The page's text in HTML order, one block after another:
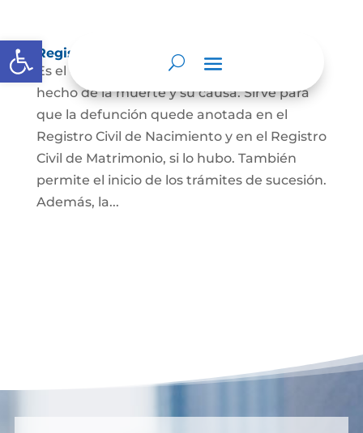
Abrir barra de herramientas
Registro Civil de Defunción
Es el documento público que prueba el
hecho de la muerte y su causa. Sirve para
que la defunción quede anotada en el
Registro Civil de Nacimiento y en el Registro
Civil de Matrimonio, si lo hubo. También
permite el inicio de los trámites de sucesión.
Además, la...